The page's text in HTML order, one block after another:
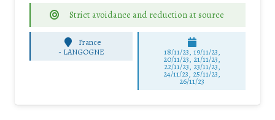
Strict avoidance and reduction at source
France
- LANGOGNE 18/11/23, 19/11/23,
20/11/23, 21/11/23,
22/11/23, 23/11/23,
24/11/23, 25/11/23,
26/11/23